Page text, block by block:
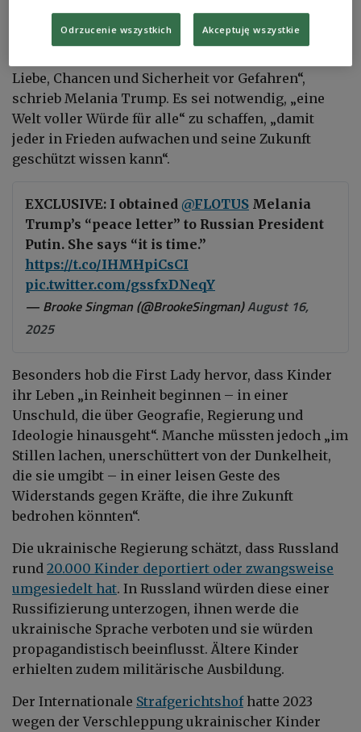
„Jedes Kind hat im Herzen dieselben stillen
Träume, egal ob es in einem einfachen Dorf oder in
Liebe, Chancen und Sicherheit vor Gefahren“,
schrieb Melania Trump. Es sei notwendig, „eine
Welt voller Würde für alle“ zu schaffen, „damit
jeder in Frieden aufwachen und seine Zukunft
geschützt wissen kann“.
EXCLUSIVE: I obtained @FLOTUS Melania
Trump’s “peace letter” to Russian President
Putin. She says “it is time.”
https://t.co/IHMHpiCsCI
pic.twitter.com/gssfxDNeqY
— Brooke Singman (@BrookeSingman)August 16,
2025
Besonders hob die First Lady hervor, dass Kinder
ihr Leben „in Reinheit beginnen – in einer
Unschuld, die über Geografie, Regierung und
Ideologie hinausgeht“. Manche müssten jedoch „im
Stillen lachen, unerschüttert von der Dunkelheit,
die sie umgibt – in einer leisen Geste des
Widerstands gegen Kräfte, die ihre Zukunft
bedrohen könnten“.
Die ukrainische Regierung schätzt, dass Russland
rund 20.000 Kinder deportiert oder zwangsweise
umgesiedelt hat. In Russland würden diese einer
Russifizierung unterzogen, ihnen werde die
ukrainische Sprache verboten und sie würden
propagandistisch beeinflusst. Ältere Kinder
erhielten zudem militärische Ausbildung.
Der Internationale Strafgerichtshofhatte 2023
wegen der Verschleppung ukrainischer Kinder
Odrzucenie wszystkich Akceptuję wszystkie